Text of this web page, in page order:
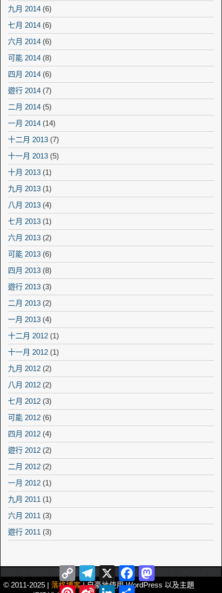
九月 2014 (6)
七月 2014 (6)
六月 2014 (6)
可能 2014 (8)
四月 2014 (6)
遊行 2014 (7)
二月 2014 (5)
一月 2014 (14)
十二月 2013 (7)
十一月 2013 (5)
十月 2013 (1)
九月 2013 (1)
八月 2013 (4)
七月 2013 (1)
六月 2013 (2)
可能 2013 (6)
四月 2013 (8)
遊行 2013 (3)
二月 2013 (2)
一月 2013 (4)
十二月 2012 (1)
十一月 2012 (1)
九月 2012 (2)
八月 2012 (2)
七月 2012 (3)
可能 2012 (6)
四月 2012 (4)
遊行 2012 (2)
二月 2012 (2)
一月 2012 (1)
九月 2011 (1)
六月 2011 (3)
遊行 2011 (3)
© 2011-2025 | 落格博客| 自豪地使用 WordPress 以及主題
Copy
Link
Telegram
X FacebookMastodon
Pinterest
Sina
LinkedInShare